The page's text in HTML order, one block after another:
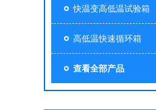
快温变高低温试验箱
高低温快速循环箱
查看全部产品